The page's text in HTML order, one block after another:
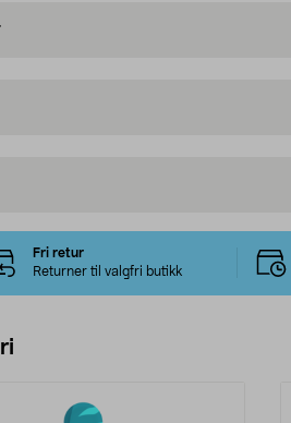
Fri retur
Returner til valgfri butikk